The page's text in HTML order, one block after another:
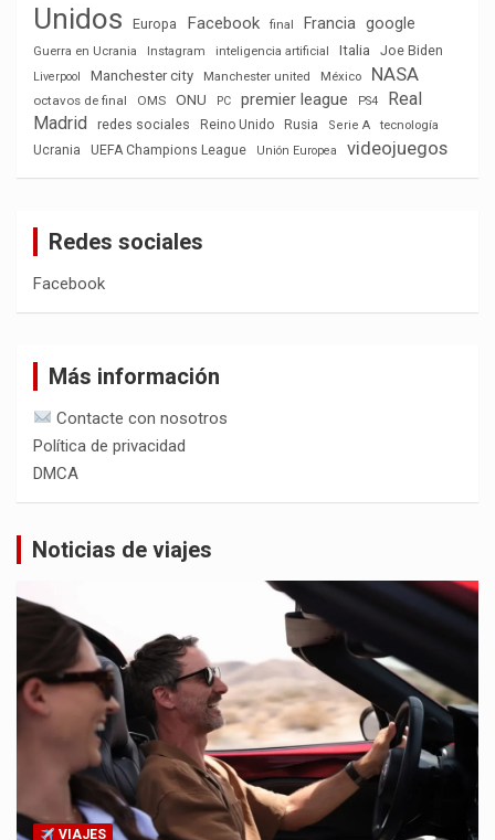
Unidos
Europa Facebook final Francia google
Guerra en Ucrania Instagram inteligencia artificial Italia Joe Biden
Liverpool Manchester city Manchester united México NASA
octavos de final OMS ONU PC premier league PS4
Real
Madrid
redes sociales Reino Unido Rusia Serie A
tecnología
Ucrania
UEFA Champions League Unión Europea videojuegos
Redes sociales
Facebook
Más información
Contacte con nosotros
Política de privacidad
DMCA
Noticias de viajes
VIAJES